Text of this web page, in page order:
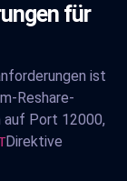
für
ist
Reshare-
auf Port 12000,
Direktive